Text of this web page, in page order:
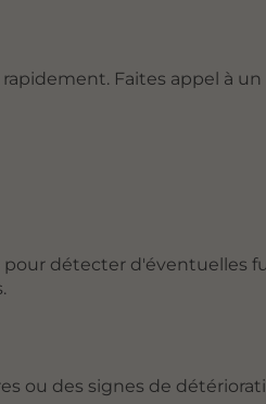
Faites appel à un
détecter d'éventuelles
ou des signes de